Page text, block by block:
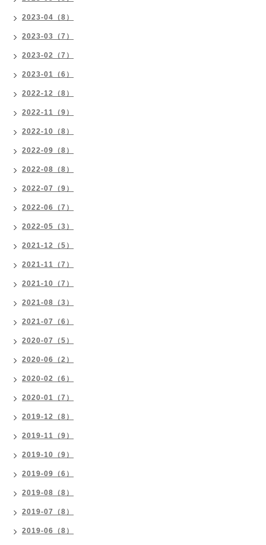
2023-04（8）
2023-03（7）
2023-02（7）
2023-01（6）
2022-12（8）
2022-11（9）
2022-10（8）
2022-09（8）
2022-08（8）
2022-07（9）
2022-06（7）
2022-05（3）
2021-12（5）
2021-11（7）
2021-10（7）
2021-08（3）
2021-07（6）
2020-07（5）
2020-06（2）
2020-02（6）
2020-01（7）
2019-12（8）
2019-11（9）
2019-10（9）
2019-09（6）
2019-08（8）
2019-07（8）
2019-06（8）